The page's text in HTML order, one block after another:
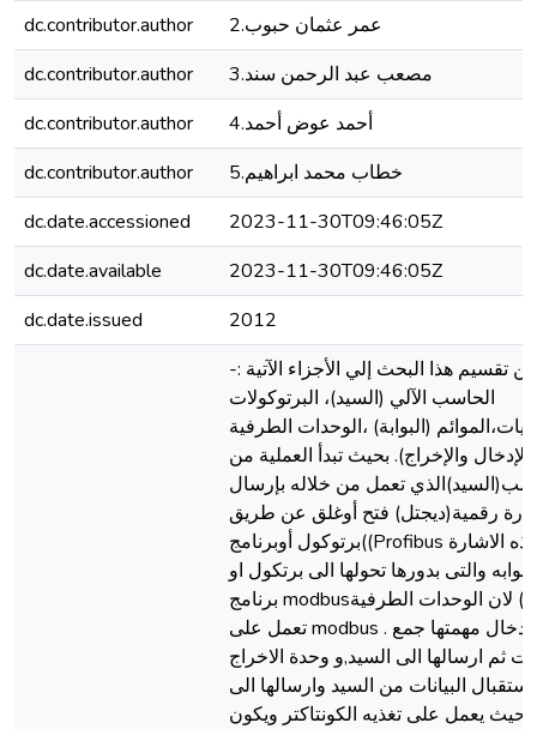
dc.contributor.author
2.عمر عثمان حبوب
dc.contributor.author
3.مصعب عبد الرحمن سند
dc.contributor.author
4.أحمد عوض أحمد
dc.contributor.author
5.خطاب محمد ابراهيم
dc.date.accessioned
2023-11-30T09:46:05Z
dc.date.available
2023-11-30T09:46:05Z
dc.date.issued
2012
تقسيم هذا البحث إلي الأجزاء الآتية :-
الحاسب الآلي (السيد)، البرتوكولات
(البوابة) ،الوحدات الطرفية
والإخراج). بحيث تبدأ العملية من
تعمل من خلاله بإرسال
رقمية(ديجتل) فتح أوغلق عن طريق
برتوكول أوبرنامج((Profibus وهذه الاشارة
والتى بدورها تحولها الى برتكول او
برنامج modbusلان الوحدات الطرفية ((DO-DI
تعمل على modbus . وحدة الادخال مهمتها جمع
ثم ارسالها الى السيد,و وحدة الاخراج
البيانات من السيد وارسالها الى
حيث يعمل على تغذيه الكونتاكتر ويكون